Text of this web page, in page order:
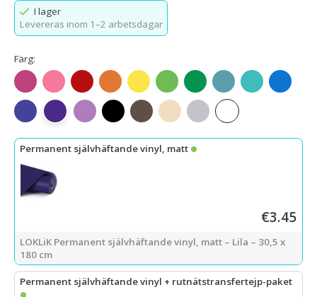
I lager
Levereras inom 1–2 arbetsdagar
Färg:
Matt fuchsia
Matt rosaMatt rödMatt orange
Matt citrongul
Matt äppelgrön
MattgrönMatt blågrön
Matt Tiffany-
Mattblå
Matt kungsblå
Matt lilaMatt ljuslila
Matt svartMatt mörk kaffe
Matt beigeMatt ljusgrå
Matt vit
Permanent självhäftande vinyl, matt
€3.45
LOKLiK Permanent självhäftande vinyl, matt – Lila – 30,5 x
180 cm
Permanent självhäftande vinyl + rutnätstransfertejp-paket